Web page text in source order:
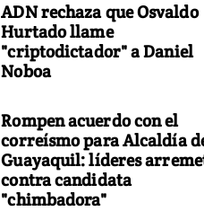
ADN rechaza que Osvaldo
Hurtado llame
"criptodictador" a Daniel
Noboa
Rompen acuerdo con el
correísmo para Alcaldía
Guayaquil: líderes
contra candidata
"chimbadora"